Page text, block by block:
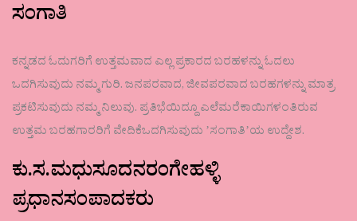
ಸಂಗಾತಿ
ಕನ್ನಡದ ಓದುಗರಿಗೆ ಉತ್ತಮವಾದ ಎಲ್ಲ ಪ್ರಕಾರದ ಬರಹಳನ್ನು ಓದಲು
ಒದಗಿಸುವುದು ನಮ್ಮ ಗುರಿ. ಜನಪರವಾದ, ಜೀವಪರವಾದ ಬರಹಗಳನ್ನು ಮಾತ್ರ
ಪ್ರಕಟಿಸುವುದು ನಮ್ಮ ನಿಲುವು. ಪ್ರತಿಭೆಯಿದ್ದೂ ಎಲೆಮರೆಕಾಯಿಗಳಂತಿರುವ
ಉತ್ತಮ ಬರಹಗಾರರಿಗೆ ವೇದಿಕೆಒದಗಿಸುವುದು ʼಸಂಗಾತಿʼಯ ಉದ್ದೇಶ.
ಕು.ಸ.ಮಧುಸೂದನರಂಗೇಹಳ್ಳಿ
ಪ್ರಧಾನಸಂಪಾದಕರು